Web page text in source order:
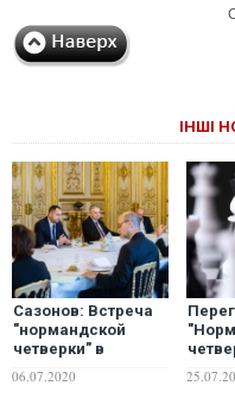
ІНШІ
Сазонов: Встреча
"нормандской
четверки" в
часов, но хороших
06.07.2020